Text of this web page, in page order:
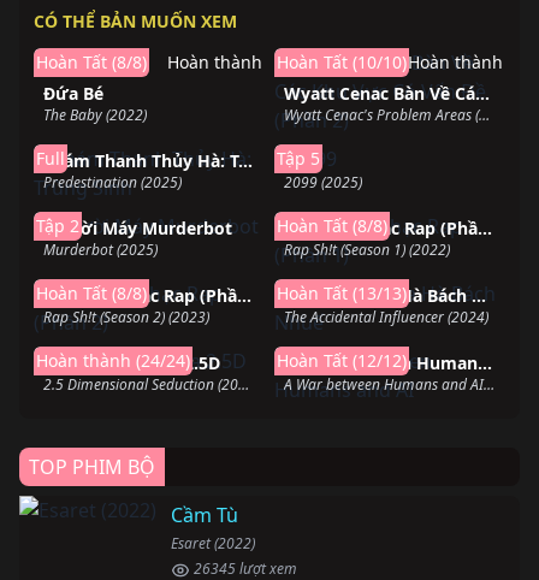
CÓ THỂ BẢN MUỐN XEM
Đứa Bé
The Baby (2022)
Hoàn Tất (8/8)
Hoàn thành
Wyatt Cenac Bàn Về Các Khu Vực Có Vấn Đề (Phần 2)
Wyatt Cenac's Problem Areas (Season 2) (2019)
Hoàn Tất (10/10)Hoàn thành
Thám Thanh Thủy Hà: Trùng Sinh
Predestination (2025)
Full
2099
2099 (2025)
Tập 5
Đang chiếu
Người Máy Murderbot
Murderbot (2025)
Tập 2
Đang chiếu
Đam Mê Nhạc Rap (Phần 1)
Rap Sh!t (Season 1) (2022)
Hoàn Tất (8/8)
Đam Mê Nhạc Rap (Phần 2)
Rap Sh!t (Season 2) (2023)
Hoàn Tất (8/8)
Địa Ngục Của Hà Bách Nhuế
The Accidental Influencer (2024)
Hoàn Tất (13/13)
Hoàn thành
Sự quyến rũ của 2.5D
2.5 Dimensional Seduction (2024)
Hoàn thành (24/24)
Hoàn thành
A War between Humans and AI
A War between Humans and AI (2024)
Hoàn Tất (12/12)
Hoàn thành
TOP PHIM BỘ
Cầm Tù
Esaret (2022)
26345 lượt xem